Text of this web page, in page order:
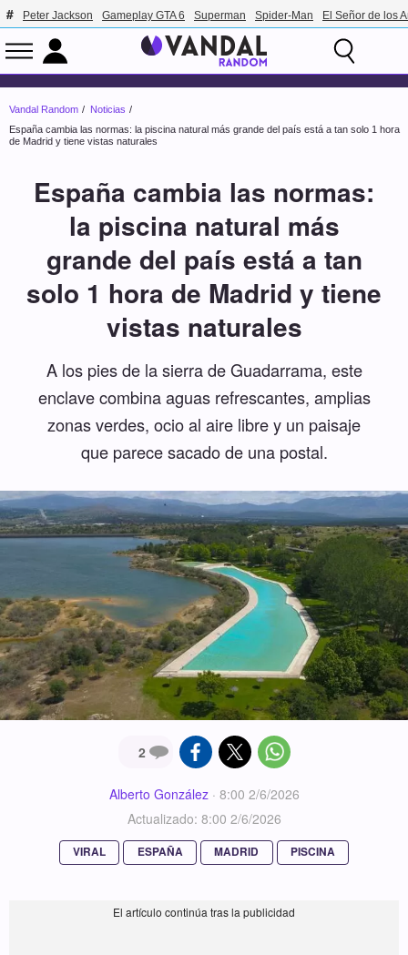
Peter Jackson Gameplay GTA 6 Superman Spider-Man El Señor de los
Vandal Random
Noticias
España cambia las normas: la piscina natural más grande del país está a tan solo 1 hora
de Madrid y tiene vistas naturales
España cambia las normas:
la piscina natural más
grande del país está a tan
solo 1 hora de Madrid y tiene
vistas naturales
A los pies de la sierra de Guadarrama, este
enclave combina aguas refrescantes, amplias
zonas verdes, ocio al aire libre y un paisaje
que parece sacado de una postal.
2
Alberto González· 8:00 2/6/2026
Actualizado: 8:00 2/6/2026
VIRAL ESPAÑA MADRID PISCINA